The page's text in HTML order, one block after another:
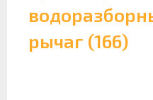
рычаг (166)